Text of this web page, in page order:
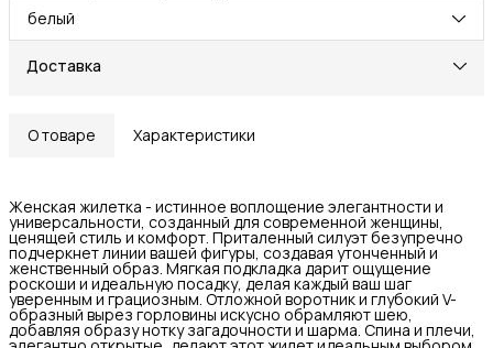
белый
Доставка
О товаре Характеристики
Женская жилетка - истинное воплощение элегантности и
универсальности, созданный для современной женщины,
ценящей стиль и комфорт. Приталенный силуэт безупречно
подчеркнет линии вашей фигуры, создавая утонченный и
женственный образ. Мягкая подкладка дарит ощущение
роскоши и идеальную посадку, делая каждый ваш шаг
уверенным и грациозным. Отложной воротник и глубокий V-
образный вырез горловины искусно обрамляют шею,
добавляя образу нотку загадочности и шарма. Спина и плечи,